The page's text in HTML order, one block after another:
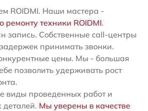
ROIDMI. Наши мастера -
ремонту техники ROIDMI.
запись. Собственные call-центры
принимать звонки.
цены. Мы - большая
позволить удерживать рост
виды проведенных работ и
деталей. Мы уверены в качестве